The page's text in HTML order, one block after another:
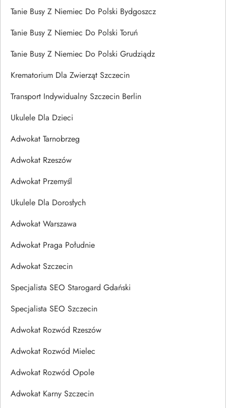
Tanie Busy Z Niemiec Do Polski Bydgoszcz
Tanie Busy Z Niemiec Do Polski Toruń
Tanie Busy Z Niemiec Do Polski Grudziądz
Krematorium Dla Zwierząt Szczecin
Transport Indywidualny Szczecin Berlin
Ukulele Dla Dzieci
Adwokat Tarnobrzeg
Adwokat Rzeszów
Adwokat Przemyśl
Ukulele Dla Dorosłych
Adwokat Warszawa
Adwokat Praga Południe
Adwokat Szczecin
Specjalista SEO Starogard Gdański
Specjalista SEO Szczecin
Adwokat Rozwód Rzeszów
Adwokat Rozwód Mielec
Adwokat Rozwód Opole
Adwokat Karny Szczecin